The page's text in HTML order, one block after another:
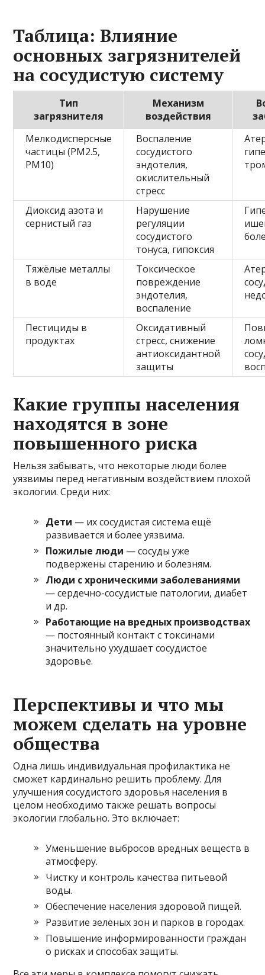
Таблица: Влияние
основных загрязнителей
на сосудистую систему
Тип
загрязнителя
Механизм
воздействия
Мелкодисперсные
частицы (PM2.5,
PM10)
Воспаление
сосудистого
эндотелия,
окислительный
стресс
Диоксид азота и
сернистый газ
Нарушение
регуляции
сосудистого
тонуса, гипоксия
Тяжёлые металлы
в воде
Токсическое
повреждение
эндотелия,
воспаление
Пестициды в
продуктах
Оксидативный
стресс, снижение
антиоксидантной
защиты
Какие группы населения
находятся в зоне
повышенного риска
Нельзя забывать, что некоторые люди более
уязвимы перед негативным воздействием плохой
экологии. Среди них:
Дети — их сосудистая система ещё
развивается и более уязвима.
Пожилые люди — сосуды уже
подвержены старению и болезням.
Люди с хроническими заболеваниями
— сердечно-сосудистые патологии, диабет
и др.
Работающие на вредных производствах
— постоянный контакт с токсинами
значительно ухудшает сосудистое
здоровье.
Перспективы и что мы
можем сделать на уровне
общества
Одна лишь индивидуальная профилактика не
сможет кардинально решить проблему. Для
улучшения сосудистого здоровья населения в
целом необходимо также решать вопросы
экологии глобально. Это включает:
Уменьшение выбросов вредных веществ в
атмосферу.
Чистку и контроль качества питьевой
воды.
Обеспечение населения здоровой пищей.
Развитие зелёных зон и парков в городах.
Повышение информированности граждан
о рисках и способах защиты.